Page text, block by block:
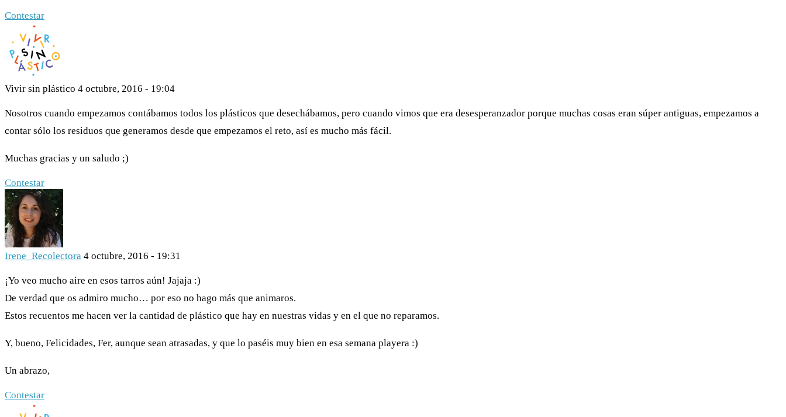
Contestar
Vivir sin plástico 4 octubre, 2016 - 19:04
Nosotros cuando empezamos contábamos todos los plásticos que desechábamos, pero cuando vimos que era desesperanzador porque muchas cosas eran súper antiguas, empezamos a
contar sólo los residuos que generamos desde que empezamos el reto, así es mucho más fácil.
Muchas gracias y un saludo ;)
Contestar
Irene_Recolectora 4 octubre, 2016 - 19:31
¡Yo veo mucho aire en esos tarros aún! Jajaja :)
De verdad que os admiro mucho… por eso no hago más que animaros.
Estos recuentos me hacen ver la cantidad de plástico que hay en nuestras vidas y en el que no reparamos.
Y, bueno, Felicidades, Fer, aunque sean atrasadas, y que lo paséis muy bien en esa semana playera :)
Un abrazo,
Contestar